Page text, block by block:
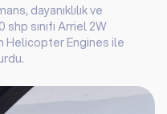
dayanıklılık ve
sınıfı Arriel 2W
Helicopter Engines ile